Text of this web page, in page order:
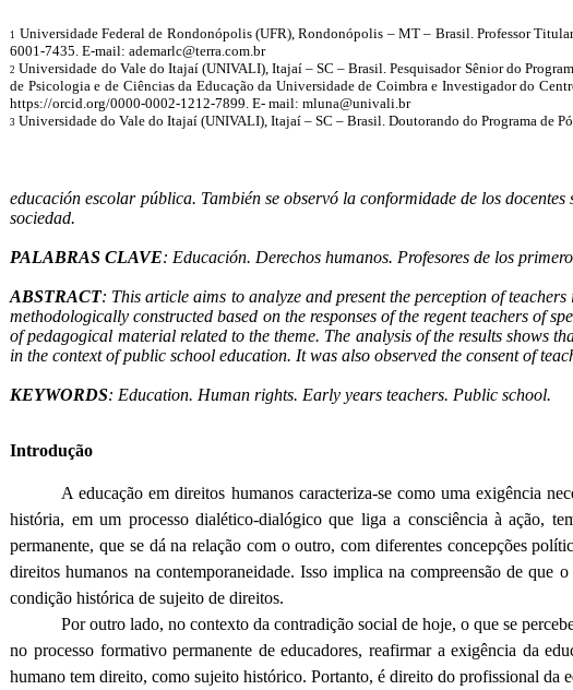
1 Universidade Federal de Rondonópolis (UFR), Rondonópolis – MT – Brasil. Professor
6001-7435. E-mail: ademarlc@terra.com.br
2 Universidade do Vale do Itajaí (UNIVALI), Itajaí – SC – Brasil. Pesquisador Sênior do
de Psicologia e de Ciências da Educação da Universidade de Coimbra e Investigador do
https://orcid.org/0000-0002-1212-7899. E- mail: mluna@univali.br
3 Universidade do Vale do Itajaí (UNIVALI), Itajaí – SC – Brasil. Doutorando do Programa de
educación escolar pública. También se observó la conformidade de los
sociedad.
PALABRAS CLAVE: Educación. Derechos humanos. Profesores de los
ABSTRACT: This article aims to analyze and present the perception of
methodologically constructed based on the responses of the regent teachers of
of pedagogical material related to the theme. The analysis of the results shows
in the context of public school education. It was also observed the consent of
KEYWORDS: Education. Human rights. Early years teachers. Public school.
Introdução
A educação em direitos humanos caracteriza-se como uma exigência
história, em um processo dialético-dialógico que liga a consciência à ação,
permanente, que se dá na relação com o outro, com diferentes concepções
direitos humanos na contemporaneidade. Isso implica na compreensão de
condição histórica de sujeito de direitos.
Por outro lado, no contexto da contradição social de hoje, o que se
no processo formativo permanente de educadores, reafirmar a exigência da
humano tem direito, como sujeito histórico. Portanto, é direito do profissional da